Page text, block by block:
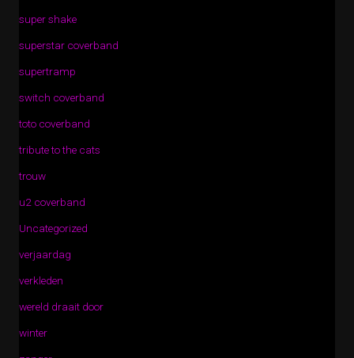
super shake
superstar coverband
supertramp
switch coverband
toto coverband
tribute to the cats
trouw
u2 coverband
Uncategorized
verjaardag
verkleden
wereld draait door
winter